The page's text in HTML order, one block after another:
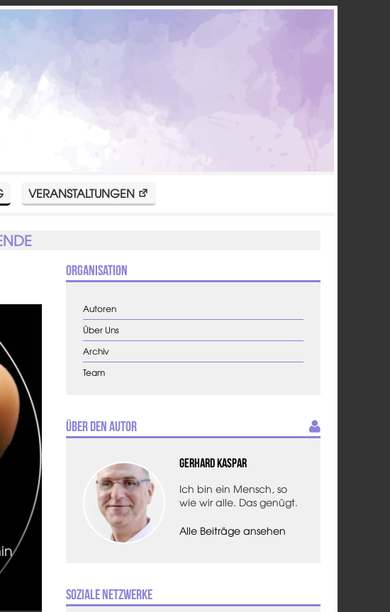
VERANSTALTUNGEN
Organisation
Autoren
Über Uns
Archiv
Team
Über den Autor
Gerhard Kaspar
Ich bin ein Mensch, so
wie wir alle. Das genügt.
Alle Beiträge ansehen
Soziale Netzwerke